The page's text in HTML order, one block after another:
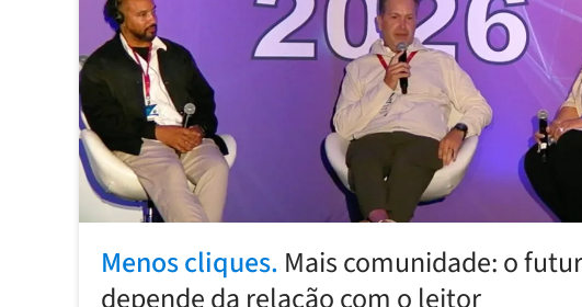
Menos cliques. Mais comunidade: o
depende da relação com o leitor